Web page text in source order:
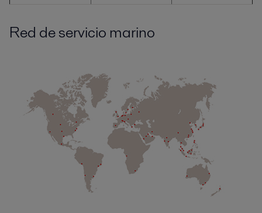
Red de servicio marino